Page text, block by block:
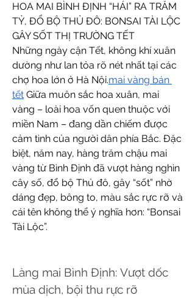
HOA MAI BÌNH ĐỊNH “HÁI” RA TRĂM
TỶ, ĐỔ BỘ THỦ ĐÔ: BONSAI TÀI LỘC
GÂY SỐT THỊ TRƯỜNG TẾT
Những ngày cận Tết, không khí xuân
dường như lan tỏa rõ nét nhất tại các
chợ hoa lớn ở Hà Nội.mai vàng bán
tết Giữa muôn sắc hoa xuân, mai
vàng – loài hoa vốn quen thuộc với
miền Nam – đang dần chiếm được
cảm tình của người dân phía Bắc. Đặc
biệt, năm nay, hàng trăm chậu mai
vàng từ Bình Định đã vượt hàng nghìn
cây số, đổ bộ Thủ đô, gây “sốt” nhờ
dáng đẹp, bông to, màu sắc rực rỡ và
cái tên không thể ý nghĩa hơn: “Bonsai
Tài Lộc”.
Làng mai Bình Định: Vượt dốc
mùa dịch, bội thu rực rỡ